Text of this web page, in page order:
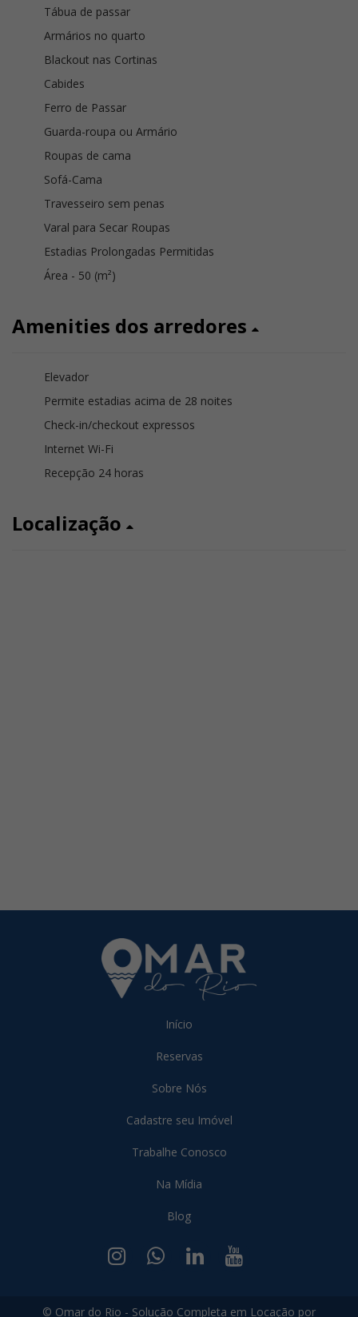
Tábua de passar
Armários no quarto
Blackout nas Cortinas
Cabides
Ferro de Passar
Guarda-roupa ou Armário
Roupas de cama
Sofá-Cama
Travesseiro sem penas
Varal para Secar Roupas
Estadias Prolongadas Permitidas
Área - 50 (m²)
Amenities dos arredores
Elevador
Permite estadias acima de 28 noites
Check-in/checkout expressos
Internet Wi-Fi
Recepção 24 horas
Localização
Início
Reservas
Sobre Nós
Cadastre seu Imóvel
Trabalhe Conosco
Na Mídia
Blog
© Omar do Rio - Solução Completa em Locação por